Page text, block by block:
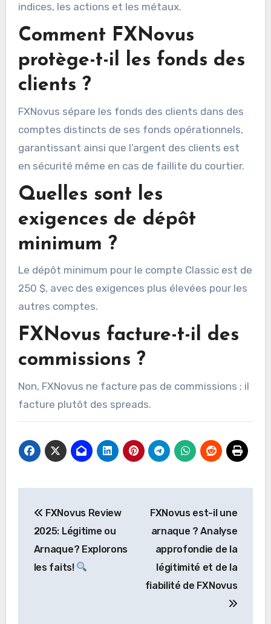
indices, les actions et les métaux.
Comment FXNovus
protège-t-il les fonds des
clients ?
FXNovus sépare les fonds des clients dans des
comptes distincts de ses fonds opérationnels,
garantissant ainsi que l’argent des clients est
en sécurité même en cas de faillite du courtier.
Quelles sont les
exigences de dépôt
minimum ?
Le dépôt minimum pour le compte Classic est de
250 $, avec des exigences plus élevées pour les
autres comptes.
FXNovus facture-t-il des
commissions ?
Non, FXNovus ne facture pas de commissions ; il
facture plutôt des spreads.
de
l’article
FXNovus Review
2025: Légitime ou
Arnaque? Explorons
les faits!
FXNovus est-il une
arnaque ? Analyse
approfondie de la
légitimité et de la
fiabilité de FXNovus